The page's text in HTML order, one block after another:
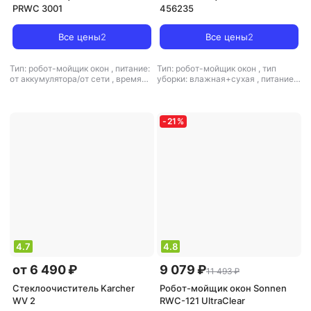
PRWC 3001
Все цены2
Тип: робот-мойщик окон , питание:
от аккумулятора/от сети , время
456235
Все цены2
Тип: робот-мойщик окон , тип
уборки: влажная+сухая , питание:
4.7
от 6 490 ₽
Стеклоочиститель Karcher
WV 2
-21 %
4.8
9 079 ₽11 493 ₽
Робот-мойщик окон Sonnen
RWC-121 UltraClear